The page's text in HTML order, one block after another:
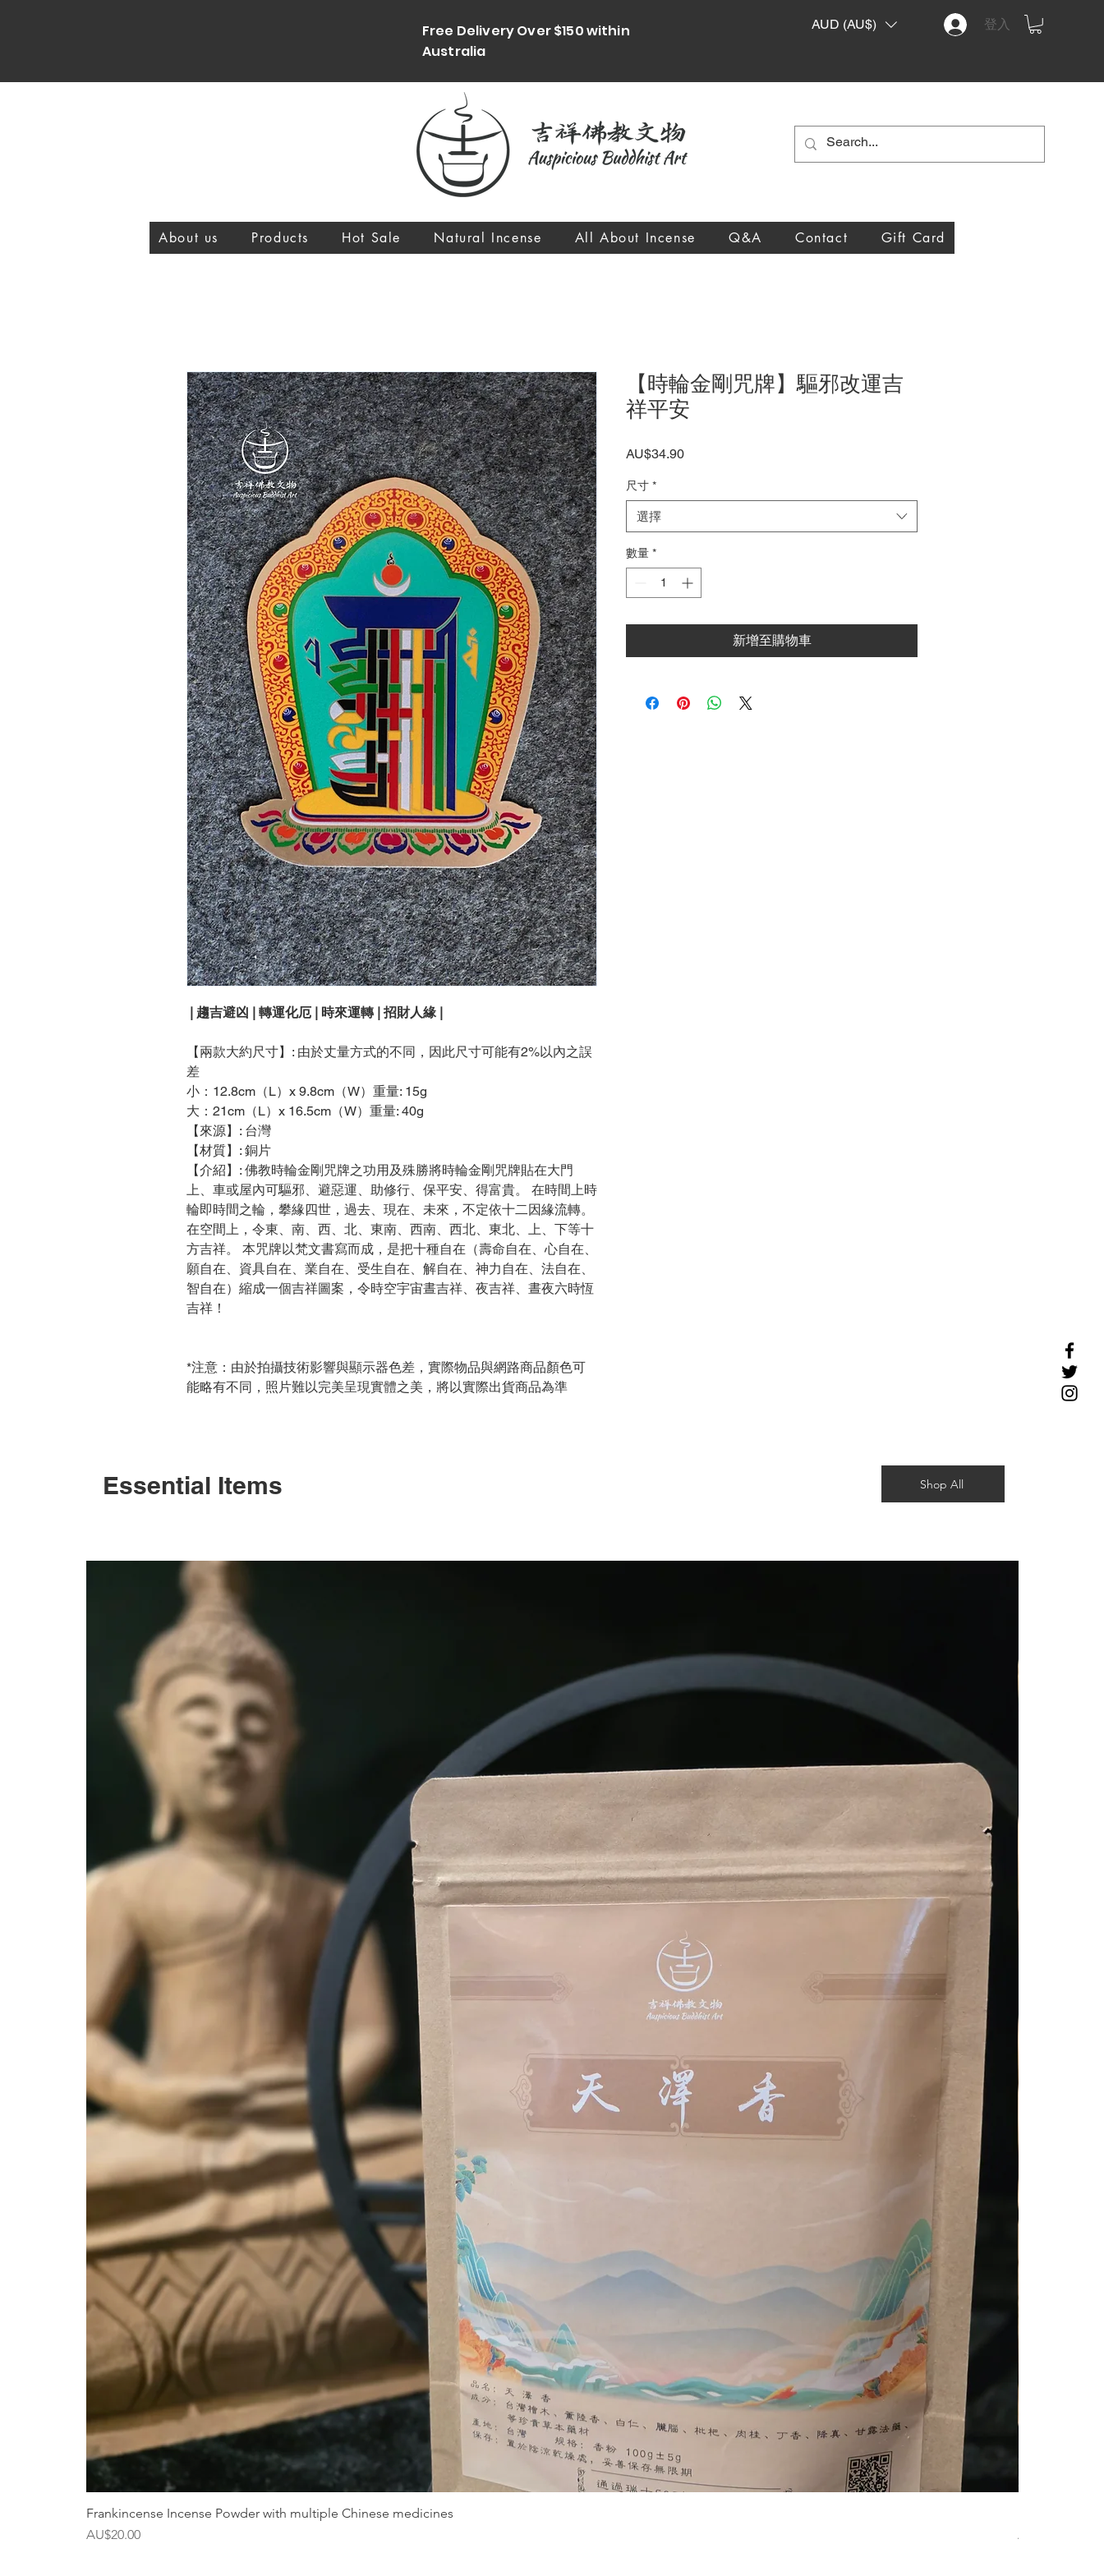
Free Delivery Over $150 within
Australia
AUD (AU$) 登入
About us Products Hot Sale Natural Incense All About Incense Q&A Contact Gift Card
| 趨吉避凶 | 轉運化厄 | 時來運轉 | 招財人緣 |
【兩款大約尺寸】: 由於丈量方式的不同，因此尺寸可能有2%以內之誤
差
小：12.8cm（L）x 9.8cm（W）重量: 15g
大：21cm（L）x 16.5cm（W）重量: 40g
【來源】: 台灣
【材質】: 銅片
【介紹】: 佛教時輪金剛咒牌之功用及殊勝將時輪金剛咒牌貼在大門
上、車或屋內可驅邪、避惡運、助修行、保平安、得富貴。 在時間上時
輪即時間之輪，攀緣四世，過去、現在、未來，不定依十二因緣流轉。
在空間上，令東、南、西、北、東南、西南、西北、東北、上、下等十
方吉祥。 本咒牌以梵文書寫而成，是把十種自在（壽命自在、心自在、
願自在、資具自在、業自在、受生自在、解自在、神力自在、法自在、
智自在）縮成一個吉祥圖案，令時空宇宙晝吉祥、夜吉祥、晝夜六時恆
吉祥！
*注意：由於拍攝技術影響與顯示器色差，實際物品與網路商品顏色可
能略有不同，照片難以完美呈現實體之美，將以實際出貨商品為準
【時輪金剛咒牌】驅邪改運吉
祥平安
AU$34.90價
尺寸 *
選擇
數量 *
新增至購物車
Essential Items Shop All
Frankincense Incense Powder with multiple Chinese medicines
價格
AU$20.00
價格
AU$20.00